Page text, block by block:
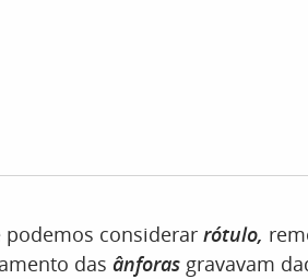
considerar rótulo,
das ânforas gravavam